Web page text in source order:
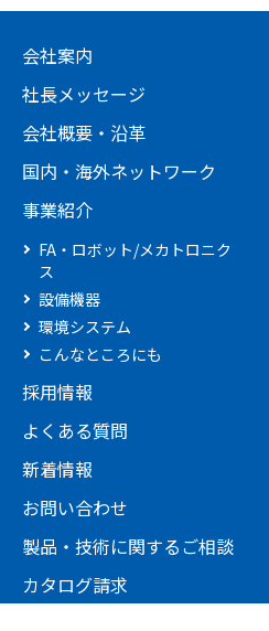
会社案内
社長メッセージ
会社概要・沿革
国内・海外ネットワーク
事業紹介
FA・ロボット/メカトロニク
ス
設備機器
環境システム
こんなところにも
採用情報
よくある質問
新着情報
お問い合わせ
製品・技術に関するご相談
カタログ請求